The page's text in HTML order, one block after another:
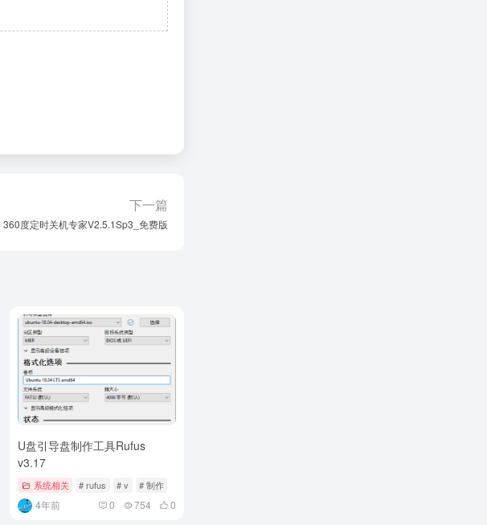
下一篇
360度定时关机专家V2.5.1Sp3_免费版
U盘引导盘制作工具Rufus
v3.17
系统相关 # rufus # v # 制作
4年前 0 754 0